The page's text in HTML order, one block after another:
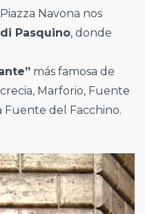
Navona nos
Pasquino, donde
más famosa de
Marforio, Fuente
Fuente del Facchino.